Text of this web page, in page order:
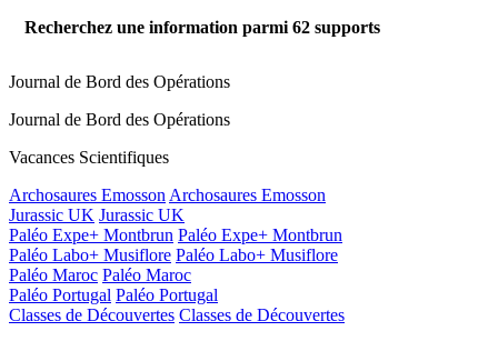
Recherchez une information parmi 62 supports
Journal de Bord des Opérations
Journal de Bord des Opérations
Vacances Scientifiques
Archosaures Emosson Archosaures Emosson
Jurassic UK Jurassic UK
Paléo Expe+ Montbrun Paléo Expe+ Montbrun
Paléo Labo+ Musiflore Paléo Labo+ Musiflore
Paléo Maroc Paléo Maroc
Paléo Portugal Paléo Portugal
Classes de Découvertes Classes de Découvertes